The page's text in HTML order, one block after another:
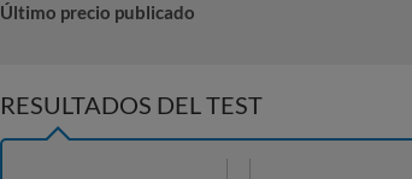
Último precio publicado
RESULTADOS DEL TEST